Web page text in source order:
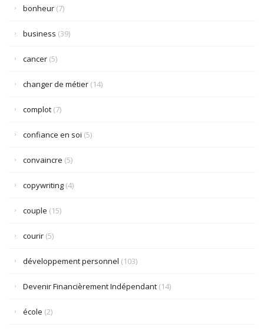
bonheur (7)
business (39)
cancer (5)
changer de métier (14)
complot (7)
confiance en soi (5)
convaincre (5)
copywriting (4)
couple (15)
courir (5)
développement personnel (103)
Devenir Financièrement Indépendant (14)
école (2)